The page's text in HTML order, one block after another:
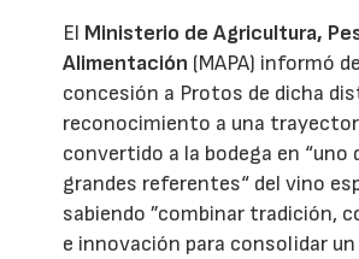
El Ministerio de Agricultura,
Alimentación (MAPA) informó
concesión a Protos de dicha
reconocimiento a una
convertido a la bodega en “uno
grandes referentes“ del vino
sabiendo ”combinar tradición,
e innovación para consolidar